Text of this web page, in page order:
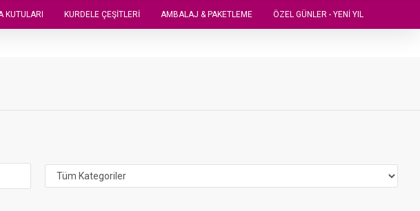
KUTULARI KURDELE ÇEŞITLERI AMBALAJ & PAKETLEME ÖZEL GÜNLER - YENI YIL